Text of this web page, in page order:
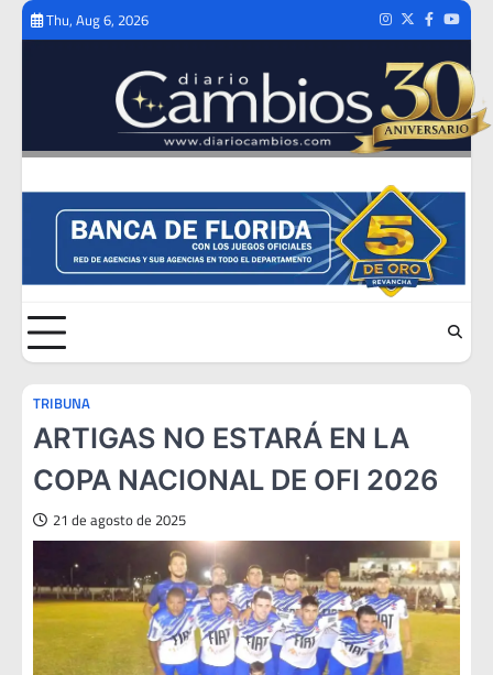
Skip
Thu, Aug 6, 2026 Instagram
TwitterFacebook
TRIBUNA
ARTIGAS NO ESTARÁ EN LA
COPA NACIONAL DE OFI 2026
21 de agosto de 2025